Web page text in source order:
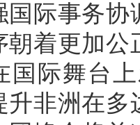
国际事务协
朝着更加
国际舞台
升非洲在多